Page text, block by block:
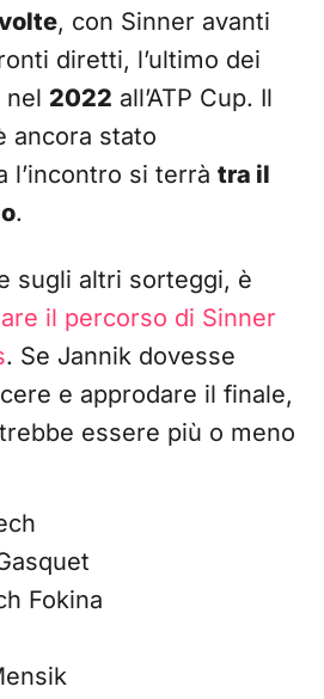
, con Sinner avanti
diretti, l’ultimo dei
nel 2022 all’ATP Cup. Il
ancora stato
l’incontro si terrà tra il
.
sugli altri sorteggi, è
il percorso di Sinner
. Se Jannik dovesse
e approdare il finale,
essere più o meno
Fokina